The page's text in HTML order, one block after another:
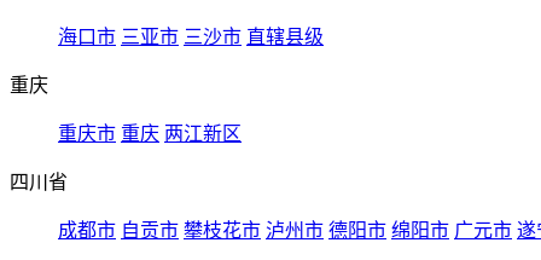
海口市 三亚市 三沙市 直辖县级
重庆
重庆市 重庆 两江新区
四川省
成都市 自贡市 攀枝花市 泸州市 德阳市 绵阳市 广元市 遂